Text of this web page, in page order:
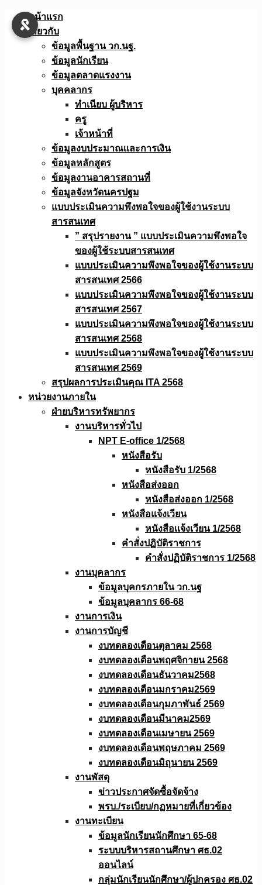
Skip
หน้าแรก
เกี่ยวกับ
ข้อมูลพื้นฐาน วก.นฐ.
ข้อมูลนักเรียน
ข้อมูลตลาดแรงงาน
บุคคลากร
ทำเนียบ ผู้บริหาร
ครู
เจ้าหน้าที่
ข้อมูลงบประมาณเเละการเงิน
ข้อมูลหลักสูตร
ข้อมูลงานอาคารสถานที่
ข้อมูลจังหวัดนครปฐม
แบบประเมินความพึงพอใจของผู้ใช้งานระบบ
สารสนเทศ
” สรุปรายงาน ” แบบประเมินความพึงพอใจ
ของผู้ใช้ระบบสารสนเทศ
แบบประเมินความพึงพอใจของผู้ใช้งานระบบ
สารสนเทศ 2566
แบบประเมินความพึงพอใจของผู้ใช้งานระบบ
สารสนเทศ 2567
แบบประเมินความพึงพอใจของผู้ใช้งานระบบ
สารสนเทศ 2568
แบบประเมินความพึงพอใจของผู้ใช้งานระบบ
สารสนเทศ 2569
สรุปผลการประเมินคุณ ITA 2568
หน่วยงานภายใน
ฝ่ายบริหารทรัพยากร
งานบริหารทั่วไป
NPT E-office 1/2568
หนังสือรับ
หนังสือรับ 1/2568
หนังสือส่งออก
หนังสือส่งออก 1/2568
หนังสือแจ้งเวียน
หนังสือเเจ้งเวียน 1/2568
คำสั่งปฏิบัติราชการ
คำสั่งปฏิบัติราชการ 1/2568
งานบุคลากร
ข้อมูลบุคกรภายใน วก.นฐ
ข้อมูลบุคลากร 66-68
งานการเงิน
งานการบัญชี
งบทดลองเดือนตุลาคม 2568
งบทดลองเดือนพฤศจิกายน 2568
งบทดลองเดือนธันวาคม2568
งบทดลองเดือนมกราคม2569
งบทดลองเดือนกุมภาพันธ์ 2569
งบทดลองเดือนมีนาคม2569
งบทดลองเดือนเมษายน 2569
งบทดลองเดือนพฤษภาคม 2569
งบทดลองเดือนมิถุนายน 2569
งานพัสดุ
ข่าวประกาศจัดซื้อจัดจ้าง
พรบ./ระเบียบ/กฏหมายที่เกี่ยวข้อง
งานทะเบียน
ข้อมูลนักเรียนนักศึกษา 65-68
ระบบบริหารสถานศึกษา ศธ.02
ออนไลน์
กลุ่มนักเรียนนักศึกษา/ผู้ปกครอง ศธ.02